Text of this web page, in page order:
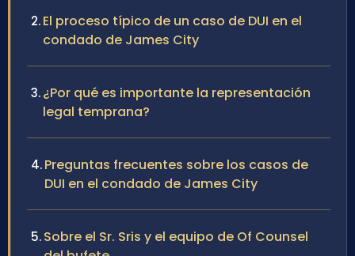
El proceso típico de un caso de DUI en el
condado de James City
¿Por qué es importante la representación
legal temprana?
Preguntas frecuentes sobre los casos de
DUI en el condado de James City
Sobre el Sr. Sris y el equipo de Of Counsel